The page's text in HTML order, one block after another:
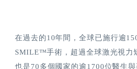
在過去的10年間，全球已施行逾
SMILE™手術，超過全球激光視力
也是70多個國家的逾1700位醫生